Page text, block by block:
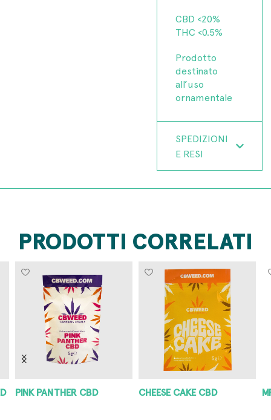
CBD <20%
THC <0.5%
Prodotto
destinato
all’uso
ornamentale
SPEDIZIONI
E RESI
PRODOTTI CORRELATI
PINK PANTHER CBD CHEESE CAKE CBD